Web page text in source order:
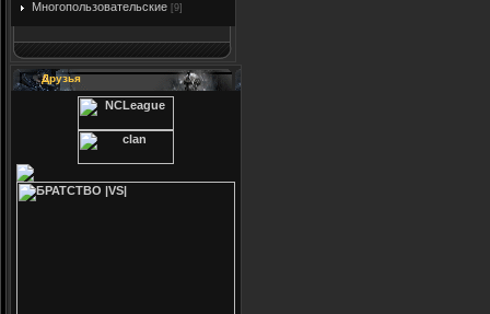
Многопользовательские [9]
Друзья